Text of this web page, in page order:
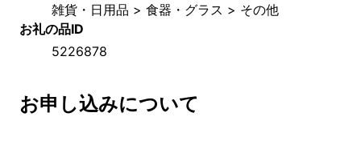
雑貨・日用品 > 食器・グラス > その他
お礼の品ID
5226878
お申し込みについて